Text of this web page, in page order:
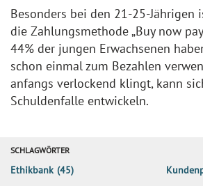
Besonders bei den 21-25-Jährigen
die Zahlungsmethode „Buy now
44% der jungen Erwachsenen
schon einmal zum Bezahlen
anfangs verlockend klingt, kann
Schuldenfalle entwickeln.
SCHLAGWÖRTER
Ethikbank (45)